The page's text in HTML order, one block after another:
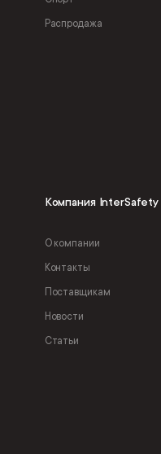
Распродажа
Компания InterSafety
О компании
Контакты
Поставщикам
Новости
Статьи